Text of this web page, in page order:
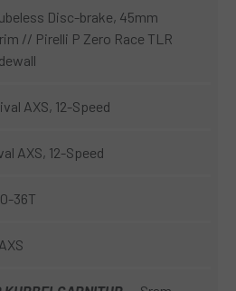
Disc-brake, 45mm
// Pirelli P Zero Race TLR
AXS, 12-Speed
AXS, 12-Speed
36T